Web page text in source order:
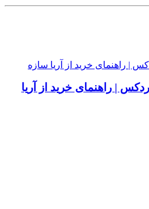
| راهنمای خرید از آریا